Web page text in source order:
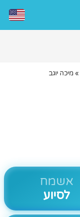
» מיכה יוגב
אשמח
לסיוע